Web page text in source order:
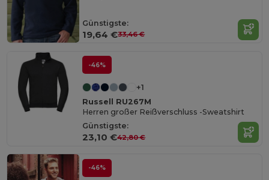
Günstigste:
19,64 €33,46 €
-46%
+1
Russell RU267M
Herren großer Reißverschluss -Sweatshirt
Günstigste:
23,10 €42,80 €
-46%